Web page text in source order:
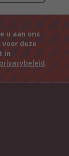
u aan ons
deze
in
privacybeleid.